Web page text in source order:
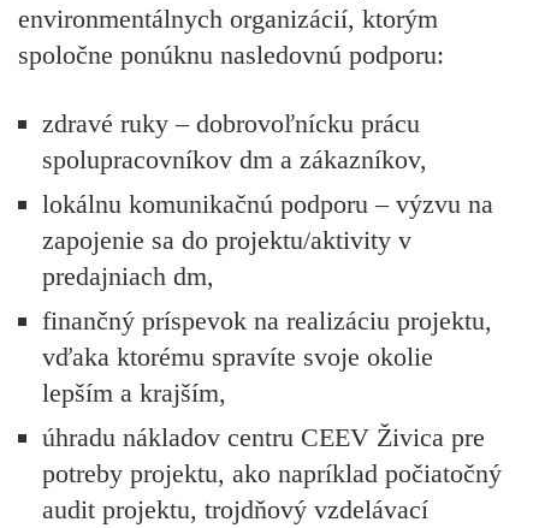
environmentálnych organizácií, ktorým
spoločne ponúknu nasledovnú podporu:
zdravé ruky – dobrovoľnícku prácu
spolupracovníkov dm a zákazníkov,
lokálnu komunikačnú podporu – výzvu na
zapojenie sa do projektu/aktivity v
predajniach dm,
finančný príspevok na realizáciu projektu,
vďaka ktorému spravíte svoje okolie
lepším a krajším,
úhradu nákladov centru CEEV Živica pre
potreby projektu, ako napríklad počiatočný
audit projektu, trojdňový vzdelávací